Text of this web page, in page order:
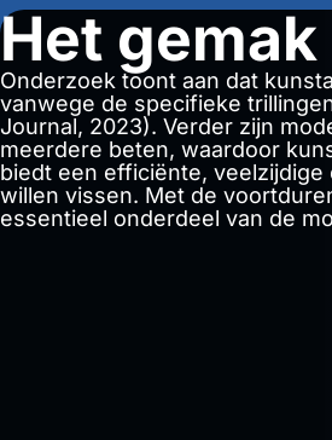
Het
Onderzoek toont aan dat
vanwege de specifieke
Journal, 2023). Verder zijn
meerdere beten, waardoor
biedt een efficiënte,
willen vissen. Met de
essentieel onderdeel van de